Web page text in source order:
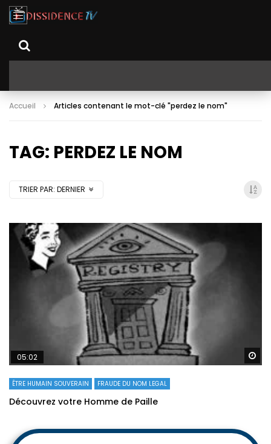
Accueil Articles contenant le mot-clé "perdez le nom"
TAG: PERDEZ LE NOM
TRIER PAR: DERNIER
05:02
ÊTRE HUMAIN SOUVERAIN FRAUDE DU NOM LEGAL
Découvrez votre Homme de Paille